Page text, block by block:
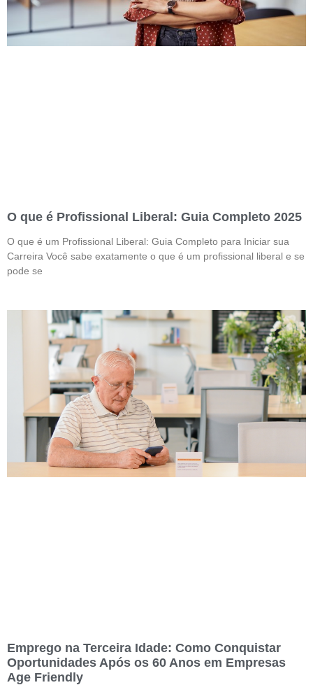
O que é Profissional Liberal: Guia Completo 2025
O que é um Profissional Liberal: Guia Completo para Iniciar sua
Carreira Você sabe exatamente o que é um profissional liberal e se
pode se
Emprego na Terceira Idade: Como Conquistar
Oportunidades Após os 60 Anos em Empresas
Age Friendly